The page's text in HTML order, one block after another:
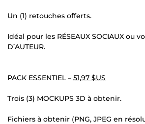
Un (1) retouches offerts.
Idéal pour les RÉSEAUX SOCIAUX ou
D’AUTEUR.
PACK ESSENTIEL – 51,97 $US
Trois (3) MOCKUPS 3D à obtenir.
Fichiers à obtenir (PNG, JPEG en